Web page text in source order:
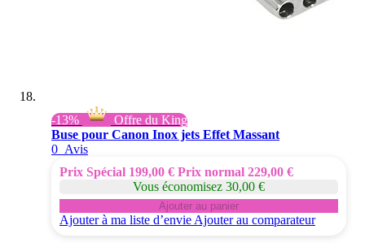
-13%
Offre du King
Buse pour Canon Inox jets Effet Massant
0 Avis
Prix Spécial 199,00 € Prix normal 229,00 €
Vous économisez 30,00 €
Ajouter au panier
Ajouter à ma liste d’envie Ajouter au comparateur